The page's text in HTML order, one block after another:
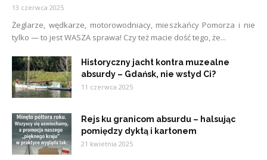
13 czerwca 2025
Żeglarze, wędkarze, motorowodniacy, mieszkańcy Pomorza i nie
tylko — to jest WASZA sprawa! Czy też macie dość tego, że...
Historyczny jacht kontra muzealne
absurdy – Gdańsk, nie wstyd Ci?
11 czerwca 2025
Rejs ku granicom absurdu – halsując
pomiędzy dyktą i kartonem
21 kwietnia 2025